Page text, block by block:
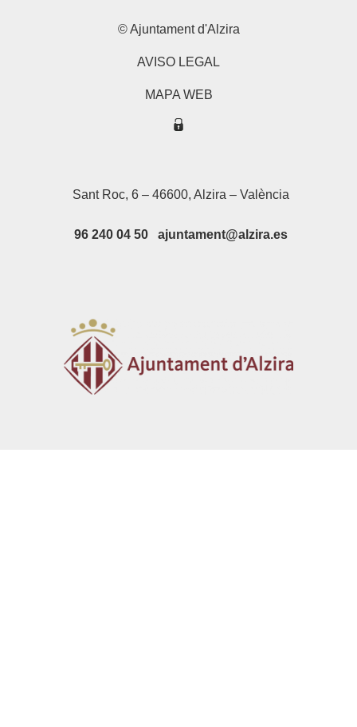
© Ajuntament d'Alzira
AVISO LEGAL
MAPA WEB
Sant Roc, 6 – 46600, Alzira – València
96 240 04 50 ajuntament@alzira.es